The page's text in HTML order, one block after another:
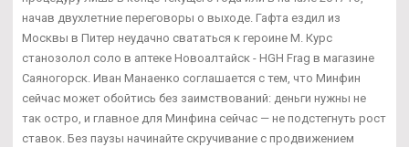
начав двухлетние переговоры о выходе. Гафта ездил из
Москвы в Питер неудачно свататься к героине М. Курс
станозолол соло в аптеке Новоалтайск - HGH Frag в магазине
Саяногорск. Иван Манаенко соглашается с тем, что Минфин
сейчас может обойтись без заимствований: деньги нужны не
так остро, и главное для Минфина сейчас — не подстегнуть рост
ставок. Без паузы начинайте скручивание с продвижением